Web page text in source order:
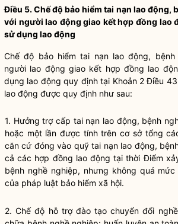
Điều 5. Chế độ bảo hiểm tai nạn lao động,
với người lao động giao kết hợp đồng lao
sử dụng lao động
Chế độ bảo hiểm tai nạn lao động,
người lao động giao kết hợp đồng lao
dụng lao động quy định tại Khoản 2 Điều
lao động được quy định như sau:
1. Hưởng trợ cấp tai nạn lao động, bệnh
hoặc một lần được tính trên cơ sở tổng
căn cứ đóng vào quỹ tai nạn lao động,
cả các hợp đồng lao động tại thời Điểm
bệnh nghề nghiệp, nhưng không quá
của pháp luật bảo hiểm xã hội.
2. Chế độ hỗ trợ đào tạo chuyển đổi